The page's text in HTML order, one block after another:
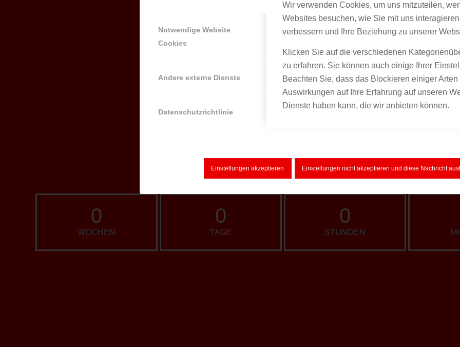
Notwendige Website
Cookies
Andere externe Dienste
Datenschutzrichtlinie
Wir verwenden Cookies, um uns mitzuteilen,
Websites besuchen, wie Sie mit uns
verbessern und Ihre Beziehung zu unserer
Klicken Sie auf die verschiedenen
zu erfahren. Sie können auch einige Ihrer
Beachten Sie, dass das Blockieren einiger
Auswirkungen auf Ihre Erfahrung auf unseren
Dienste haben kann, die wir anbieten können.
Einstellungen akzeptieren Einstellungen nicht akzeptieren und diese Nachricht
0
WOCHEN
0
TAGE
0
STUNDEN